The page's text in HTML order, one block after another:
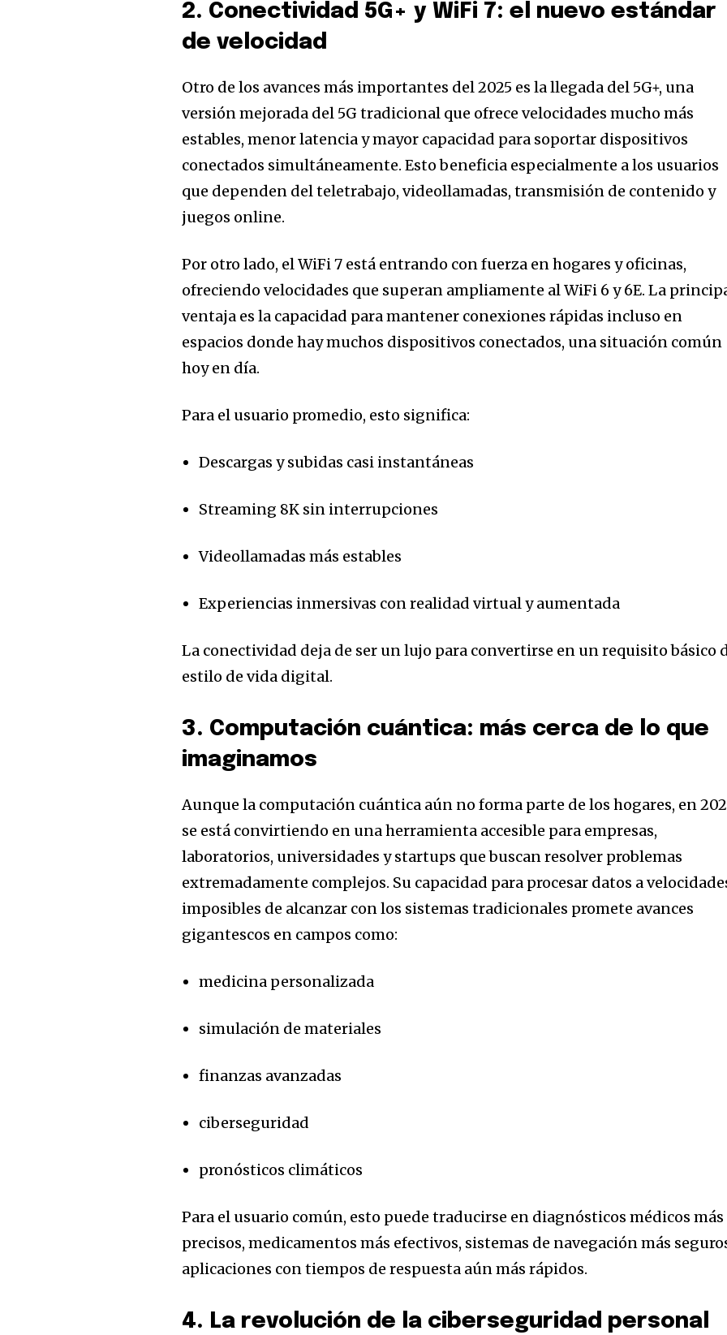
2. Conectividad 5G+ y WiFi 7: el nuevo estándar
de velocidad
Otro de los avances más importantes del 2025 es la llegada del 5G+, una
versión mejorada del 5G tradicional que ofrece velocidades mucho más
estables, menor latencia y mayor capacidad para soportar dispositivos
conectados simultáneamente. Esto beneficia especialmente a los usuarios
que dependen del teletrabajo, videollamadas, transmisión de contenido y
juegos online.
Por otro lado, el WiFi 7 está entrando con fuerza en hogares y oficinas,
ofreciendo velocidades que superan ampliamente al WiFi 6 y 6E. La
ventaja es la capacidad para mantener conexiones rápidas incluso en
espacios donde hay muchos dispositivos conectados, una situación común
hoy en día.
Para el usuario promedio, esto significa:
Descargas y subidas casi instantáneas
Streaming 8K sin interrupciones
Videollamadas más estables
Experiencias inmersivas con realidad virtual y aumentada
La conectividad deja de ser un lujo para convertirse en un requisito básico
estilo de vida digital.
3. Computación cuántica: más cerca de lo que
imaginamos
Aunque la computación cuántica aún no forma parte de los hogares, en
se está convirtiendo en una herramienta accesible para empresas,
laboratorios, universidades y startups que buscan resolver problemas
extremadamente complejos. Su capacidad para procesar datos a
imposibles de alcanzar con los sistemas tradicionales promete avances
gigantescos en campos como:
medicina personalizada
simulación de materiales
finanzas avanzadas
ciberseguridad
pronósticos climáticos
Para el usuario común, esto puede traducirse en diagnósticos médicos más
precisos, medicamentos más efectivos, sistemas de navegación más
aplicaciones con tiempos de respuesta aún más rápidos.
4. La revolución de la ciberseguridad personal